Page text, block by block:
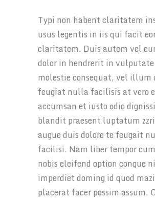
Typi non habent claritatem
usus legentis in iis qui facit
claritatem. Duis autem vel
dolor in hendrerit in vulputate
molestie consequat, vel illum
feugiat nulla facilisis at vero
accumsan et iusto odio
blandit praesent luptatum
augue duis dolore te feugait
facilisi. Nam liber tempor
nobis eleifend option congue
imperdiet doming id quod
placerat facer possim assum.